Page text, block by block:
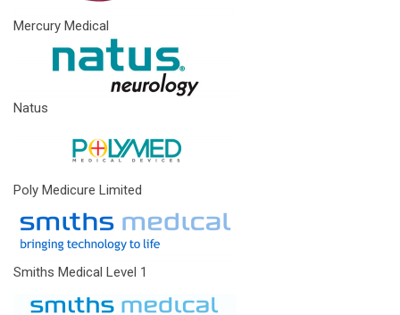
Mercury Medical
Natus
Poly Medicure Limited
Smiths Medical Level 1